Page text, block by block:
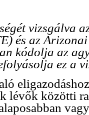
vizsgálva
és az
kódolja az
ez a
lévők közötti